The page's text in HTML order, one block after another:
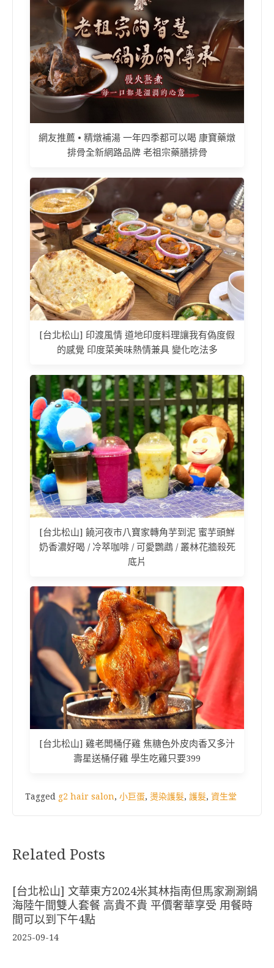
網友推薦 • 精燉補湯 一年四季都可以喝 康寶藥燉
排骨全新網路品牌 老祖宗藥膳排骨
[台北松山] 印渡風情 道地印度料理讓我有偽度假
的感覺 印度菜美味熱情兼具 變化吃法多
[台北松山] 饒河夜市八寶家轉角芋到泥 蜜芋頭鮮
奶香濃好喝 / 冷萃咖啡 / 可愛鸚鵡 / 叢林花牆殺死
底片
[台北松山] 雞老闆桶仔雞 焦糖色外皮肉香又多汁
壽星送桶仔雞 學生吃雞只要399
Tagged g2 hair salon, 小巨蛋, 燙染護髮, 護髮, 資生堂
Related Posts
[台北松山] 文華東方2024米其林指南但馬家涮涮鍋
海陸午間雙人套餐 高貴不貴 平價奢華享受 用餐時
間可以到下午4點
2025-09-14